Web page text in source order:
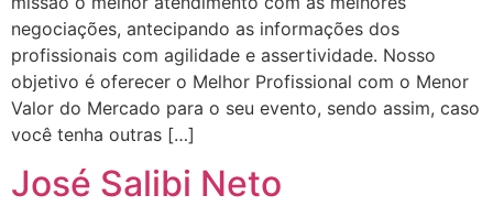
negociações, antecipando as informações dos
profissionais com agilidade e assertividade. Nosso
objetivo é oferecer o Melhor Profissional com o Menor
Valor do Mercado para o seu evento, sendo assim, caso
você tenha outras […]
José Salibi Neto